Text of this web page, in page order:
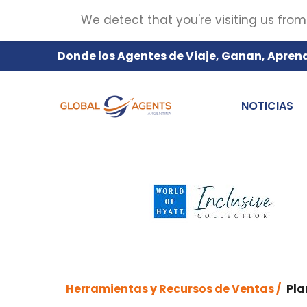
Donde los Agentes de Viaje, Ganan,
NOTICIAS
Herramientas y Recursos de Ventas /
We detect that you're visiting us